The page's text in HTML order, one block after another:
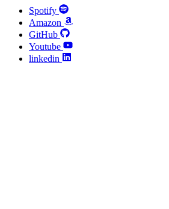
Spotify
Amazon
GitHub
Youtube
linkedin